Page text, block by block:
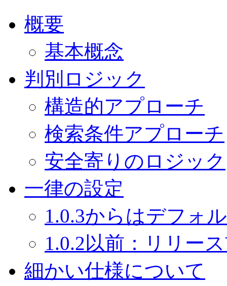
概要
基本概念
判別ロジック
構造的アプローチ
検索条件アプローチ
安全寄りのロジック
一律の設定
1.0.3からはデフォ
1.0.2以前：リリー
細かい仕様について